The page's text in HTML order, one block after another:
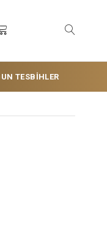
TESBİHLER